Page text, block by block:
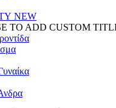
NEW
TO ADD CUSTOM